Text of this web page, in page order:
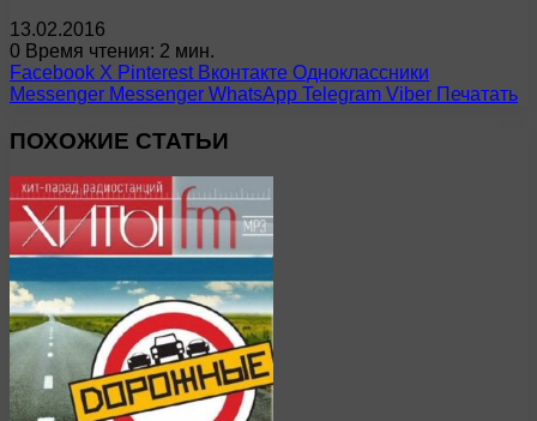
13.02.2016
0 Время чтения: 2 мин.
Facebook X Pinterest Вконтакте Одноклассники
Messenger Messenger WhatsApp Telegram Viber Печатать
ПОХОЖИЕ СТАТЬИ